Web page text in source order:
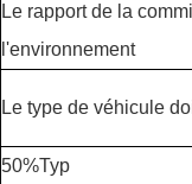
Le rapport de la
l'environnement
Le type de véhicule
50%Typ